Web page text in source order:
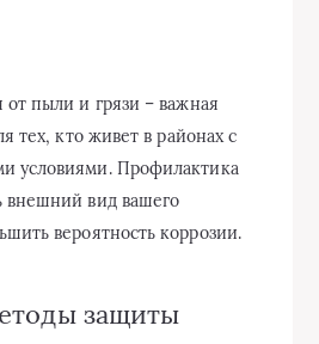
от пыли и грязи – важная
тех, кто живет в районах с
условиями. Профилактика
внешний вид вашего
вероятность коррозии.
защиты